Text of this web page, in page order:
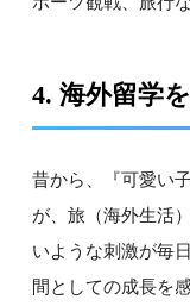
4. 海外留学
昔から、『可愛い
が、旅（海外生活
いような刺激が毎
間としての成長を